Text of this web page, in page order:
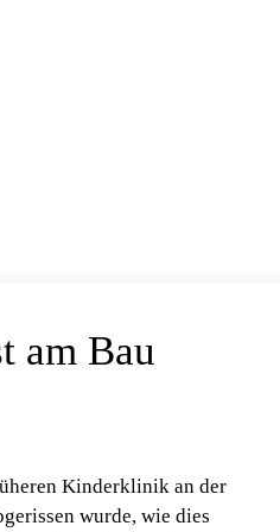
am Bau
Kinderklinik an der
wurde, wie dies